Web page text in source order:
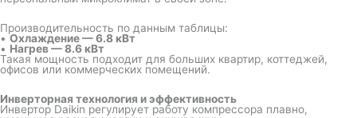
Производительность по данным таблицы:
•Охлаждение — 6.8 кВт
• Нагрев — 8.6 кВт
Такая мощность подходит для больших квартир, коттеджей,
офисов или коммерческих помещений.
Инверторная технология и эффективность
Инвертор Daikin регулирует работу компрессора плавно,